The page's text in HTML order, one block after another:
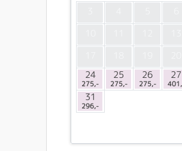
24
275,-
25
275,-
26
275,-
27
31
296,-